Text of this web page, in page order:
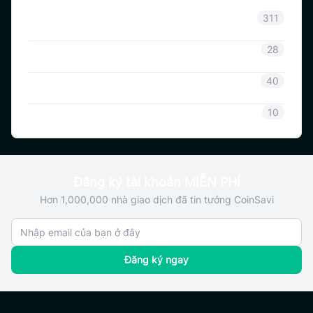
311
28
40
10
Hơn 1,000,000 nhà giao dịch đã tin tưởng CoinSavi
Đăng ký ngay